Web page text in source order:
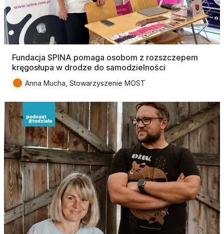
Fundacja SPINA pomaga osobom z rozszczepem
kręgosłupa w drodze do samodzielności
● Anna Mucha, Stowarzyszenie MOST